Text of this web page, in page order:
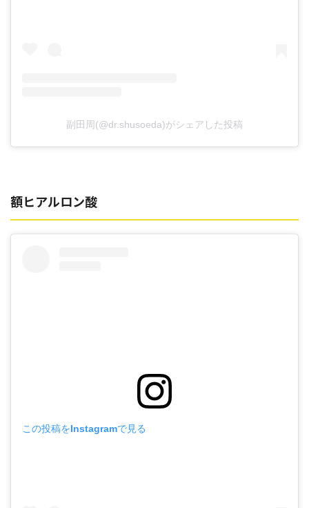
副田周(@dr.shusoeda)がシェアした投稿
額ヒアルロン酸
この投稿をInstagramで見る